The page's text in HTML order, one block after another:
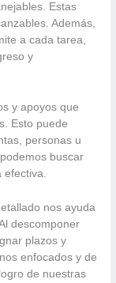
Estas
Además,
a cada tarea,
y
y apoyos que
Esto puede
personas u
buscar
efectiva.
nos ayuda
descomponer
plazos y
enfocados y de
de nuestras